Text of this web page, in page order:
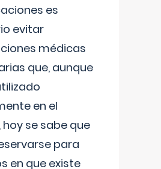
es
evitar
médicas
que, aunque
en el
se sabe que
para
en que existe